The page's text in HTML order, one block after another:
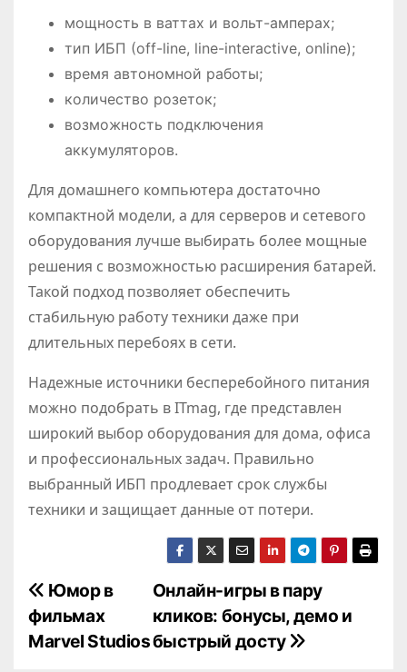
мощность в ваттах и вольт-амперах;
тип ИБП (off-line, line-interactive, online);
время автономной работы;
количество розеток;
возможность подключения
аккумуляторов.
Для домашнего компьютера достаточно
компактной модели, а для серверов и сетевого
оборудования лучше выбирать более мощные
решения с возможностью расширения батарей.
Такой подход позволяет обеспечить
стабильную работу техники даже при
длительных перебоях в сети.
Надежные источники бесперебойного питания
можно подобрать в ITmag, где представлен
широкий выбор оборудования для дома, офиса
и профессиональных задач. Правильно
выбранный ИБП продлевает срок службы
техники и защищает данные от потери.
Н
а
Онлайн-игры в пару
кликов: бонусы, демо и
быстрый досту
Юмор в
фильмах
Marvel Studios